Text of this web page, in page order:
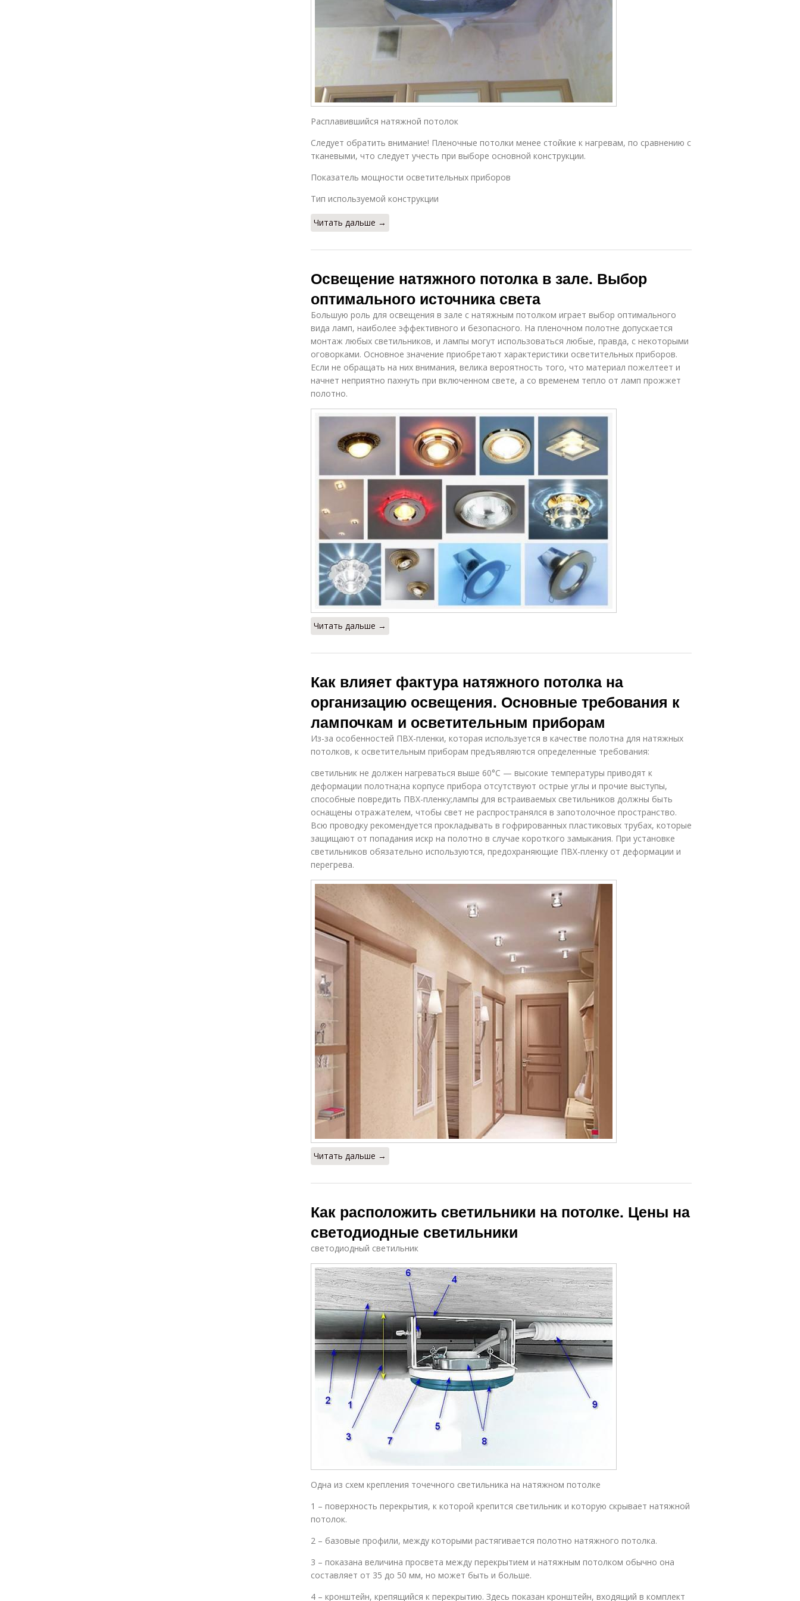
Светильники
расположения
Расплавившийся натяжной потолок
Следует обратить внимание! Пленочные потолки менее стойкие к нагревам, по сравнению с
тканевыми, что следует учесть при выборе основной конструкции.
Показатель мощности осветительных приборов
Тип используемой конструкции
Читать дальше →
Освещение натяжного потолка в зале. Выбор
оптимального источника света
Большую роль для освещения в зале с натяжным потолком играет выбор оптимального
вида ламп, наиболее эффективного и безопасного. На пленочном полотне допускается
монтаж любых светильников, и лампы могут использоваться любые, правда, с некоторыми
оговорками. Основное значение приобретают характеристики осветительных приборов.
Если не обращать на них внимания, велика вероятность того, что материал пожелтеет и
начнет неприятно пахнуть при включенном свете, а со временем тепло от ламп прожжет
полотно.
Читать дальше →
Как влияет фактура натяжного потолка на
организацию освещения. Основные требования к
лампочкам и осветительным приборам
Из-за особенностей ПВХ-пленки, которая используется в качестве полотна для натяжных
потолков, к осветительным приборам предъявляются определенные требования:
светильник не должен нагреваться выше 60°С — высокие температуры приводят к
деформации полотна;на корпусе прибора отсутствуют острые углы и прочие выступы,
способные повредить ПВХ-пленку;лампы для встраиваемых светильников должны быть
оснащены отражателем, чтобы свет не распространялся в запотолочное пространство.
Всю проводку рекомендуется прокладывать в гофрированных пластиковых трубах, которые
защищают от попадания искр на полотно в случае короткого замыкания. При установке
светильников обязательно используются, предохраняющие ПВХ-пленку от деформации и
перегрева.
Читать дальше →
Как расположить светильники на потолке. Цены на
светодиодные светильники
светодиодный светильник
Одна из схем крепления точечного светильника на натяжном потолке
1 – поверхность перекрытия, к которой крепится светильник и которую скрывает натяжной
потолок.
2 – базовые профили, между которыми растягивается полотно натяжного потолка.
3 – показана величина просвета между перекрытием и натяжным потолком обычно она
составляет от 35 до 50 мм, но может быть и больше.
4 – кронштейн, крепящийся к перекрытию. Здесь показан кронштейн, входящий в комплект